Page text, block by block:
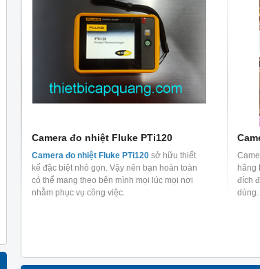
MaxTester 720C
Máy đo cáp quang OTDR EXFO
MaxTester 720Cthiết bị cho phép
đo tra sợi single mode và multi mode.
Máy đo
Explorer
Máy đo
bị tới từ
tay nhỏ
trong thi
Camera đo nhiệt Fluke PTi120
Camera đo nhiệt Fluke PTi120sở hữu thiết
kế đặc biệt nhỏ gọn. Vậy nên bạn hoàn toàn
có thể mang theo bên mình mọi lúc mọi nơi
nhằm phục vụ công việc.
hãng
đích
dùng.